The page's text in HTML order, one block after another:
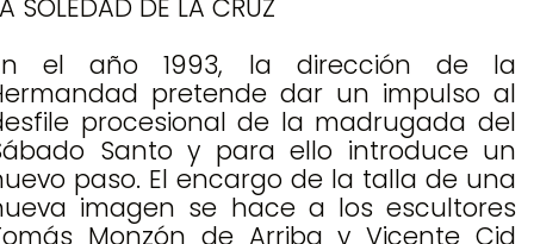
SOLEDAD DE LA CRUZ
el año 1993, la dirección de la
pretende dar un impulso al
procesional de la madrugada del
Santo y para ello introduce un
paso. El encargo de la talla de una
imagen se hace a los escultores
Monzón de Arriba y Vicente Cid